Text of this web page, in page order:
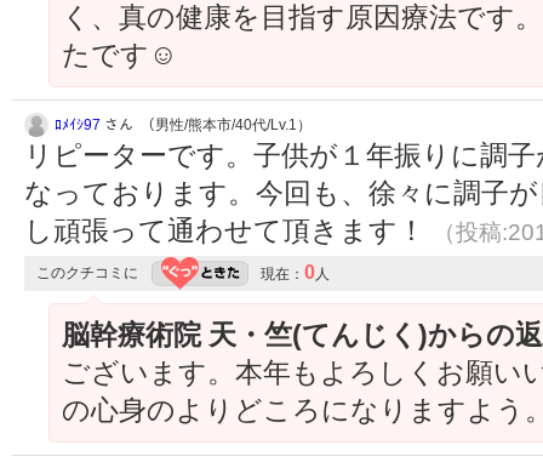
く、真の健康を目指す原因療法です
たです☺
ﾛﾒｲｼ97 さん （男性/熊本市/40代/Lv.1）
リピーターです。子供が１年振りに調
なっております。今回も、徐々に調子
し頑張って通わせて頂きます！
（投稿
このクチコミに 現在： 0人
脳幹療術院 天・竺(てんじく)からの
ございます。本年もよろしくお願い
の心身のよりどころになりますよう